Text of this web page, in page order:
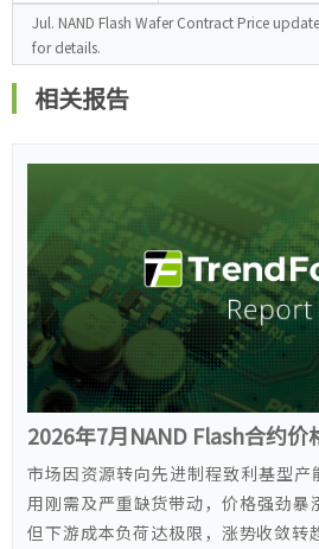
Jul. NAND Flash Wafer Contract Price
for details.
相关报告
2026年7月NAND Flash合约价
市场因资源转向先进制程致利基型产
用刚需及严重缺货带动，价格强劲暴
但下游成本负荷达极限，涨势收敛转